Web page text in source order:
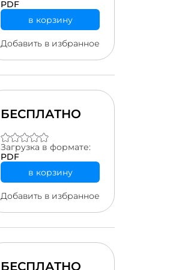
PDF
в корзину
Добавить в избранное
БЕСПЛАТНО
Загрузка в формате:
PDF
в корзину
Добавить в избранное
БЕСПЛАТНО